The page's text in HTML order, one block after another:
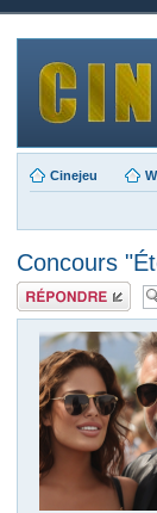
Cinejeu
Concours
Publier une
réponse